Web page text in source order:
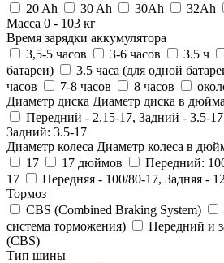
20 Ah
30 Ah 30Ah 32Ah
Масса 0 - 103 кг
Время зарядки аккумулятора
3,5-5 часов
3-6 часов 3.5 ч
батареи)
3.5 часа (для одной
часов
7-8 часов 8 часов
Диаметр диска Диаметр диска в
Передний - 2.15-17, Задний - 3.5-17
Задний: 3.5-17
Диаметр колеса Диаметр колеса в
17
17 дюймов
Передний:
17
Передняя - 100/80-17, Задняя -
Тормоз
CBS (Combined Braking System)
система торможения)
Передний и
(CBS)
Тип шины